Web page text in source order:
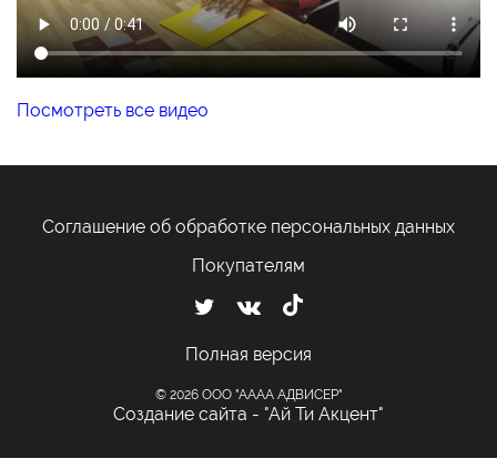
Посмотреть все видео
Соглашение об обработке персональных данных
Покупателям
Полная версия
© 2026 ООО "АААА АДВИСЕР"
Создание сайта - "Ай Ти Акцент"